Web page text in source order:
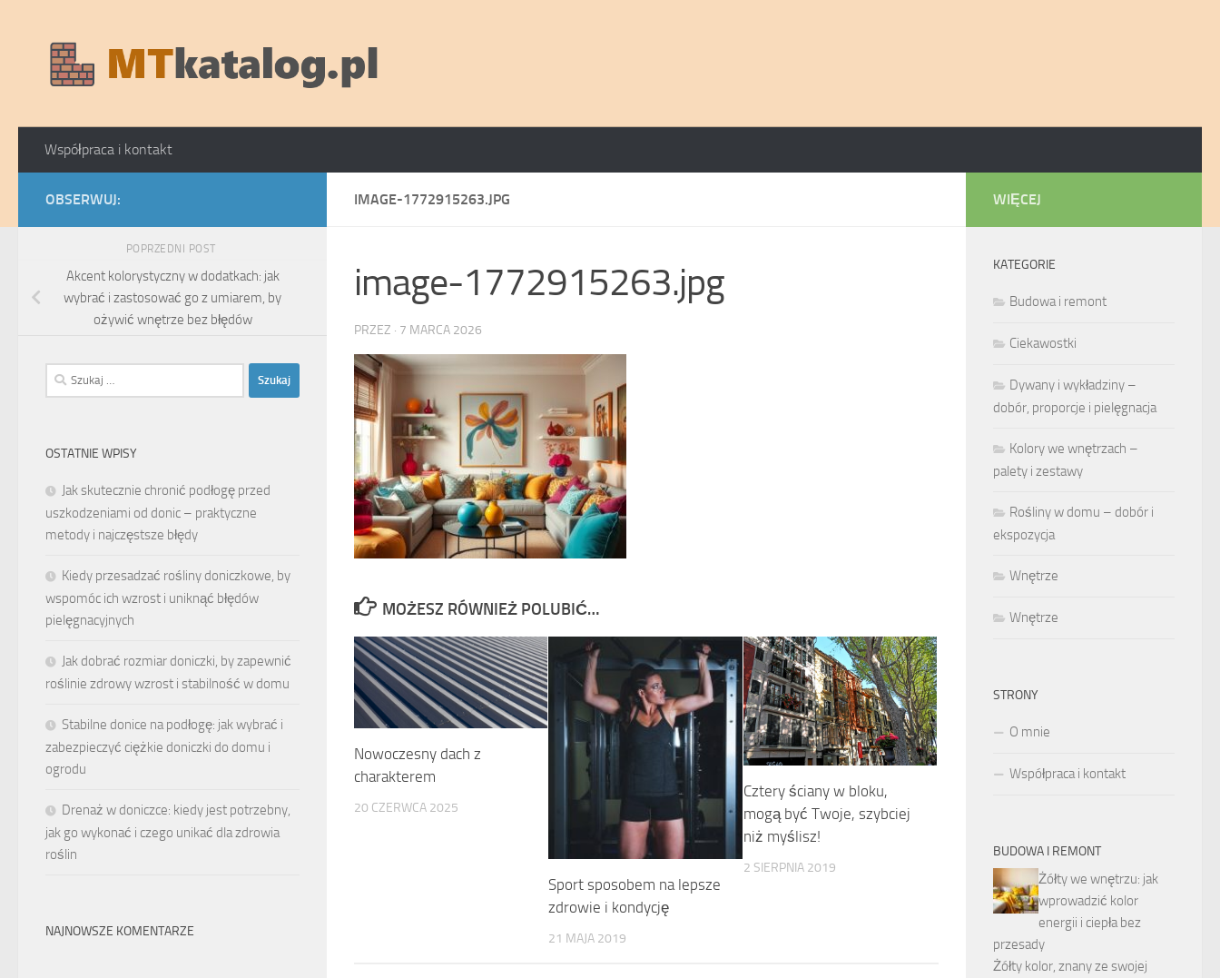
Współpraca i kontakt
IMAGE-1772915263.JPG
image-1772915263.jpg
PRZEZ · 7 MARCA 2026
MOŻESZ RÓWNIEŻ POLUBIĆ…
Nowoczesny dach z
charakterem
20 CZERWCA 2025
Sport sposobem na lepsze
zdrowie i kondycję
21 MAJA 2019
Cztery ściany w bloku,
mogą być Twoje, szybciej
niż myślisz!
2 SIERPNIA 2019
OBSERWUJ:
POPRZEDNI POST
Akcent kolorystyczny w dodatkach: jak
wybrać i zastosować go z umiarem, by
ożywić wnętrze bez błędów
Szukaj:
OSTATNIE WPISY
Jak skutecznie chronić podłogę przed
uszkodzeniami od donic – praktyczne
metody i najczęstsze błędy
Kiedy przesadzać rośliny doniczkowe, by
wspomóc ich wzrost i uniknąć błędów
pielęgnacyjnych
Jak dobrać rozmiar doniczki, by zapewnić
roślinie zdrowy wzrost i stabilność w domu
Stabilne donice na podłogę: jak wybrać i
zabezpieczyć ciężkie doniczki do domu i
ogrodu
Drenaż w doniczce: kiedy jest potrzebny,
jak go wykonać i czego unikać dla zdrowia
roślin
NAJNOWSZE KOMENTARZE
WIĘCEJ
KATEGORIE
Budowa i remont
Ciekawostki
Dywany i wykładziny –
dobór, proporcje i pielęgnacja
Kolory we wnętrzach –
palety i zestawy
Rośliny w domu – dobór i
ekspozycja
Wnętrze
Wnętrze
STRONY
O mnie
Współpraca i kontakt
BUDOWA I REMONT
Żółty we wnętrzu: jak
wprowadzić kolor
energii i ciepła bez
przesady
Żółty kolor, znany ze swojej